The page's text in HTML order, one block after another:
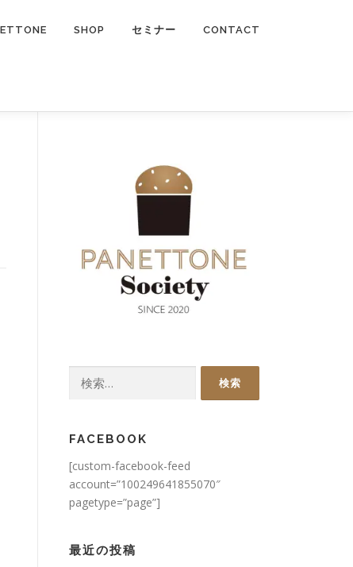
SHOP セミナー CONTACT
FACEBOOK
[custom-facebook-feed
account=”100249641855070″
pagetype=”page”]
最近の投稿